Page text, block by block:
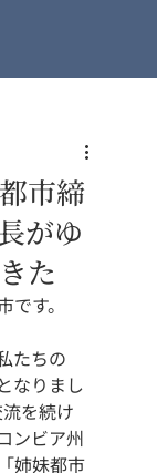
市締
がゆ
た
す。
たちの
なりまし
を続け
ンビア州
「姉妹都市